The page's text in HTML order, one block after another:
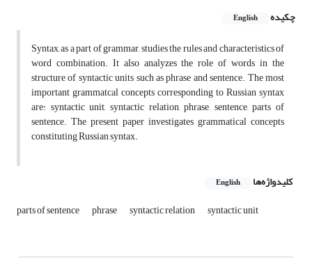
چکیده English
Syntax, as a part of grammar, studies the rules and characteristics of
word combination. It also analyzes the role of words in the
structure of syntactic units such as phrase and sentence. The most
important grammatcal concepts corresponding to Russian syntax
are: syntactic unit, syntactic relation, phrase, sentence, parts of
sentence. The present paper investigates grammatical concepts
constituting Russian syntax.
کلیدواژه‌ها English
parts of sentence phrase syntactic relation syntactic unit